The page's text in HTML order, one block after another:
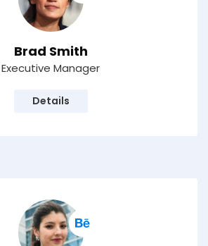
Brad Smith
Executive Manager
Details